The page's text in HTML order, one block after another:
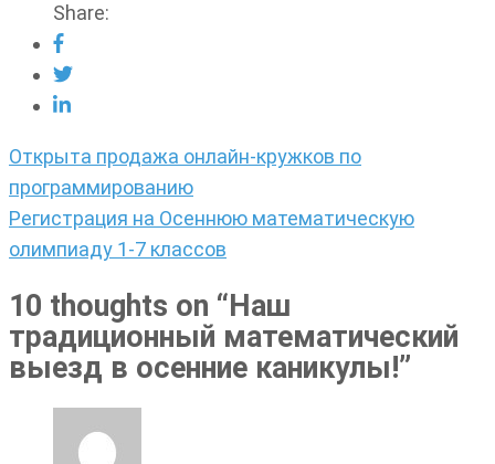
Share:
Навигация
по
записям
Открыта продажа онлайн-кружков по
программированию
Регистрация на Осеннюю математическую
олимпиаду 1-7 классов
10 thoughts on “Наш
традиционный математический
выезд в осенние каникулы!”